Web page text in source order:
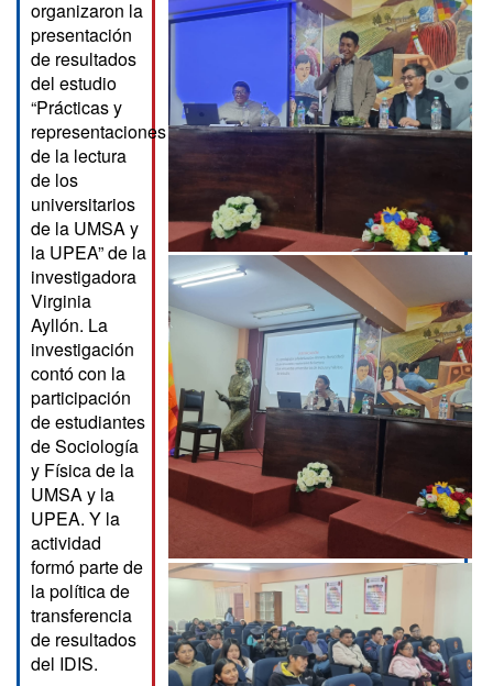
organizaron la
presentación
de resultados
del estudio
“Prácticas y
representaciones
de la lectura
de los
universitarios
de la UMSA y
la UPEA” de la
investigadora
Virginia
Ayllón. La
investigación
contó con la
participación
de estudiantes
de Sociología
y Física de la
UMSA y la
UPEA. Y la
actividad
formó parte de
la política de
transferencia
de resultados
del IDIS.